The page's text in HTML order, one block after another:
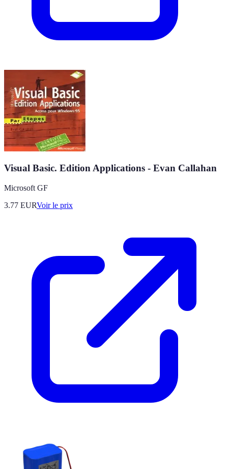
Visual Basic. Edition Applications - Evan Callahan
Microsoft GF
3.77 EURVoir le prix